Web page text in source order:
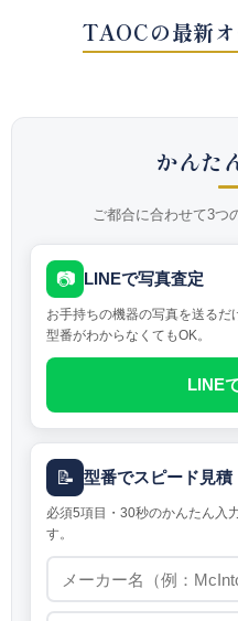
TAOCの最新
かんた
ご都合に合わせて3つ
📷 LINEで写真査定
お手持ちの機器の写真を送るだ
型番がわからなくてもOK。
LINE
📝 型番でスピード見積
必須5項目・30秒のかんたん入
す。